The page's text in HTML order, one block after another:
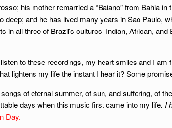
his mother remarried a “Baiano” from Bahia
deep; and he has lived many years in Sao Paulo,
in all three of Brazil’s cultures: Indian, African,
to these recordings, my heart smiles and I am
lightens my life the instant I hear it? Some
of eternal summer, of sun, and suffering, of
days when this music first came into my life. I
Day.